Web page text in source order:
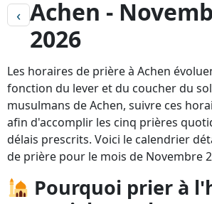
‹ Achen -
2026
Les horaires de prière à Achen
fonction du lever et du coucher du
musulmans de Achen, suivre ces
afin d'accomplir les cinq prières
délais prescrits. Voici le calendrier
de prière pour le mois de Novembre
Pourquoi prier à